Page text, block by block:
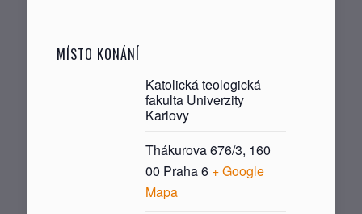
MÍSTO KONÁNÍ
Katolická teologická
fakulta Univerzity
Karlovy
Thákurova 676/3, 160
00 Praha 6 + Google
Mapa